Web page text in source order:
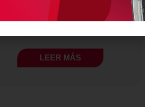
ZEBRA
escáner complementario ultraversátil
LEER MÁS